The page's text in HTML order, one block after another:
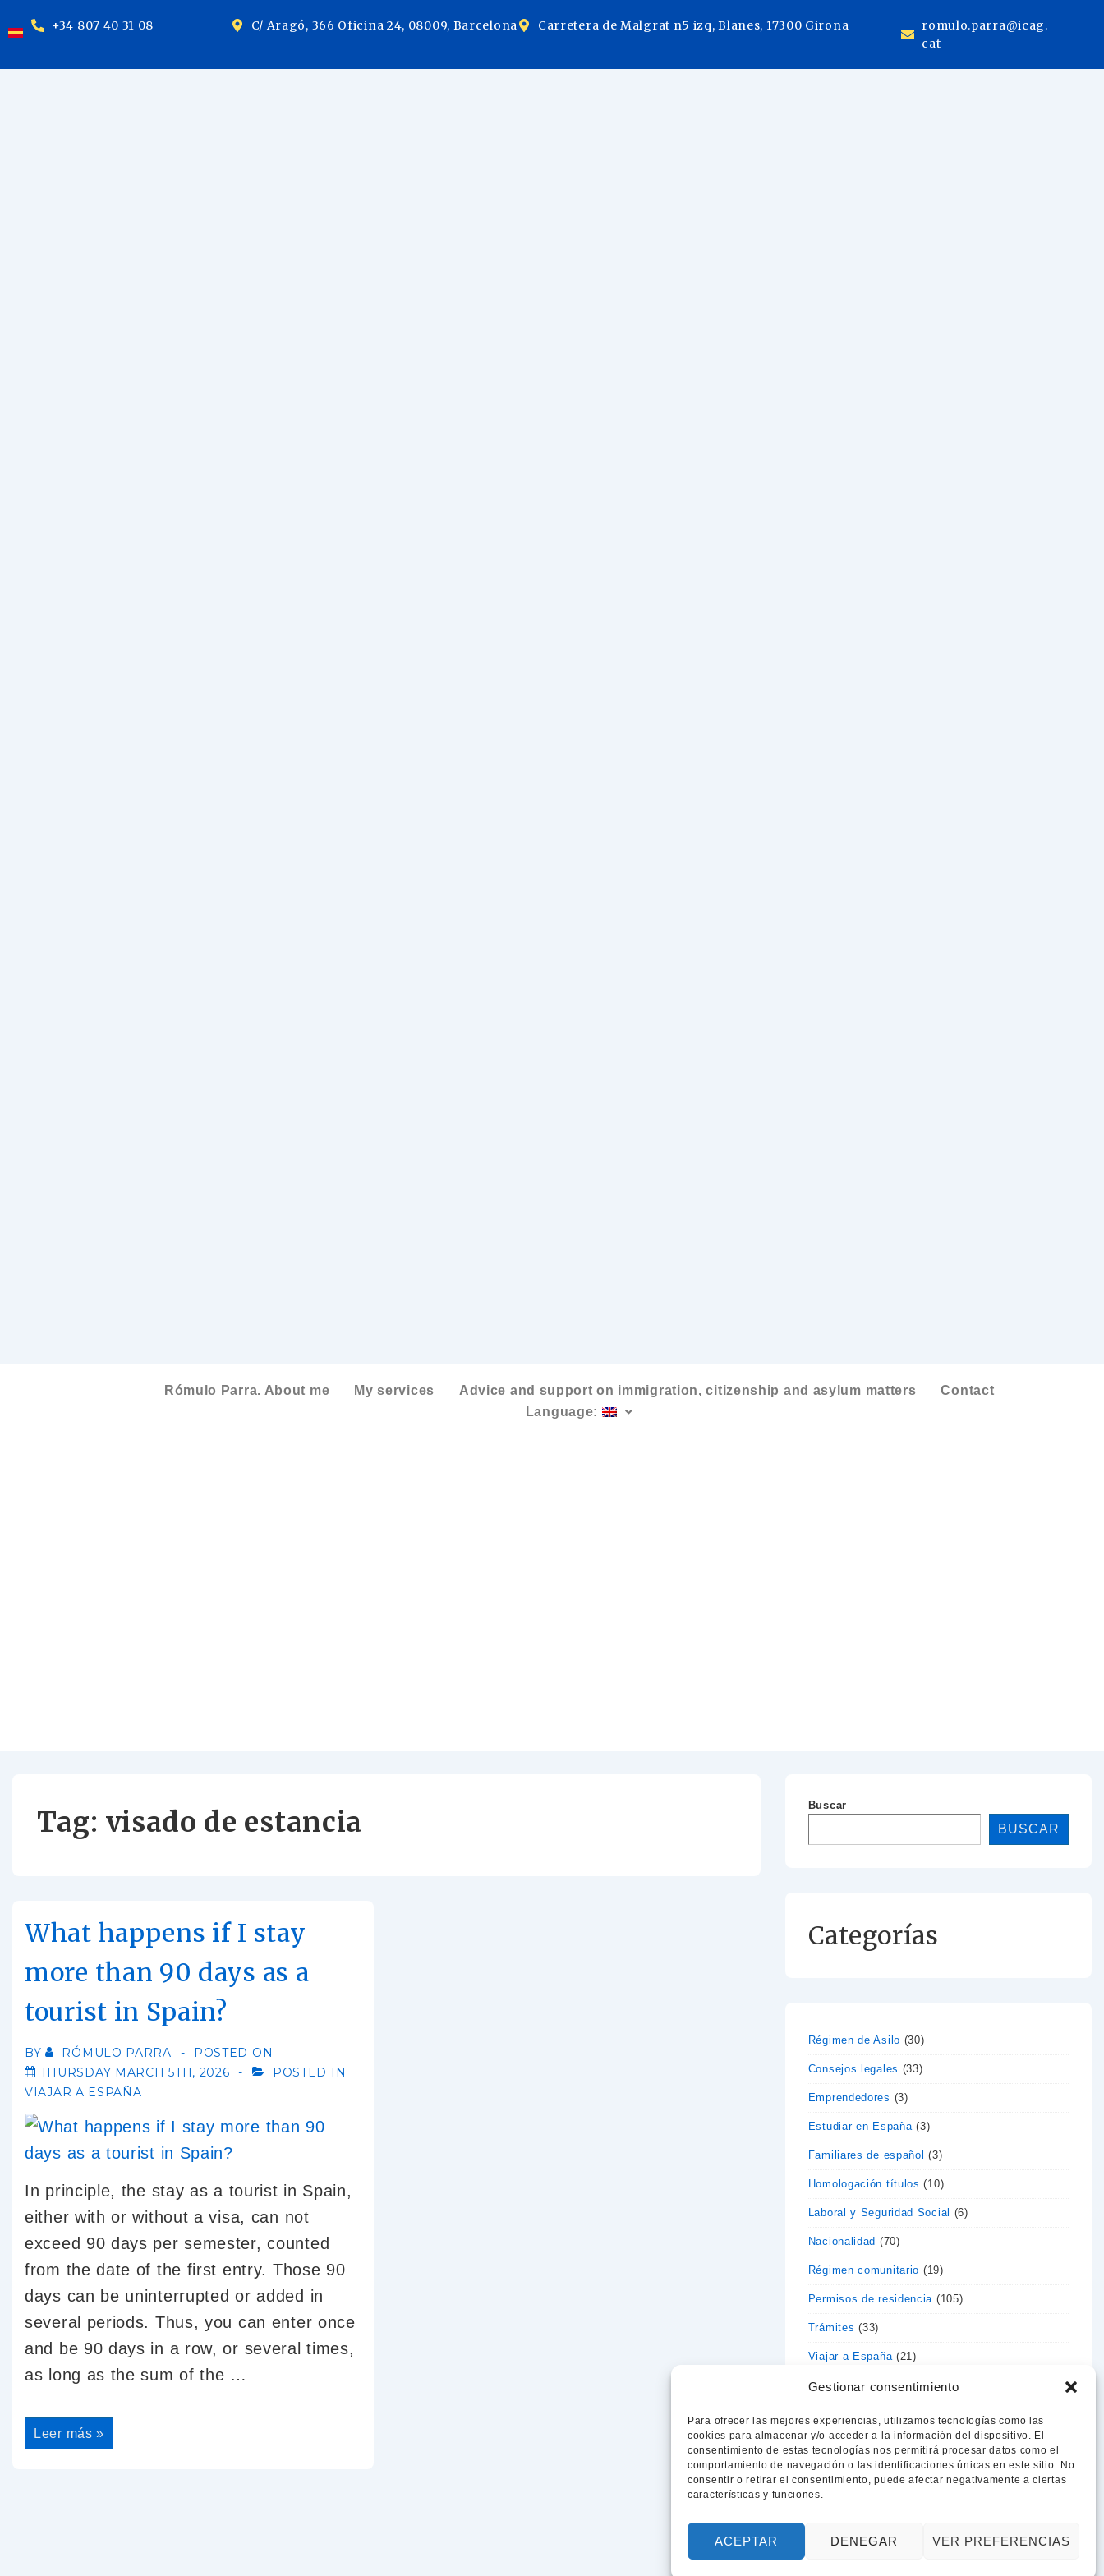
Gestionar consentimiento
Para ofrecer las mejores experiencias, utilizamos tecnologías como las
cookies para almacenar y/o acceder a la información del dispositivo. El
consentimiento de estas tecnologías nos permitirá procesar datos como el
comportamiento de navegación o las identificaciones únicas en este sitio. No
consentir o retirar el consentimiento, puede afectar negativamente a ciertas
características y funciones.
ACEPTAR DENEGAR VER PREFERENCIAS
+34 807 40 31 08 C/ Aragó, 366 Oficina 24, 08009, Barcelona Carretera de Malgrat n5 izq, Blanes, 17300 Girona
romulo.parra@icag.
cat
Rómulo Parra. About me My services Advice and support on immigration, citizenship and asylum matters
Contact
Language:
Tag: visado de estancia
What happens if I stay
more than 90 days as a
tourist in Spain?
BY RÓMULO PARRA
POSTED ON
THURSDAY MARCH 5TH, 2026
POSTED IN
VIAJAR A ESPAÑA
In principle, the stay as a tourist in Spain,
either with or without a visa, can not
exceed 90 days per semester, counted
from the date of the first entry. Those 90
days can be uninterrupted or added in
several periods. Thus, you can enter once
and be 90 days in a row, or several times,
as long as the sum of the …
Leer más »
Buscar
BUSCAR
Categorías
Régimen de Asilo (30)
Consejos legales (33)
Emprendedores (3)
Estudiar en España(3)
Familiares de español (3)
Homologación títulos (10)
Laboral y Seguridad Social (6)
Nacionalidad (70)
Régimen comunitario (19)
Permisos de residencia (105)
Trámites (33)
Viajar a España(21)
visados de estancia(9)
Vivir en España(2)